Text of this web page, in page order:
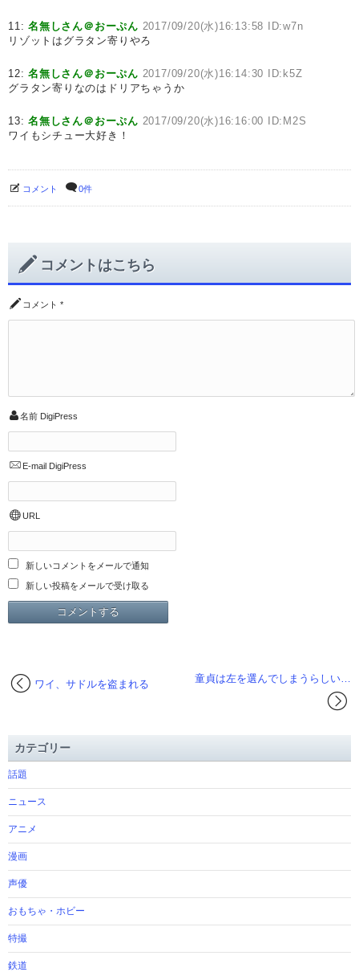
11:名無しさん＠おーぷん 2017/09/20(水)16:13:58 ID:w7n
リゾットはグラタン寄りやろ
12:名無しさん＠おーぷん 2017/09/20(水)16:14:30 ID:k5Z
グラタン寄りなのはドリアちゃうか
13:名無しさん＠おーぷん 2017/09/20(水)16:16:00 ID:M2S
ワイもシチュー大好き！
コメント 0件
コメントはこちら
コメント *
名前 DigiPress
E-mail DigiPress
URL
新しいコメントをメールで通知
新しい投稿をメールで受け取る
童貞は左を選んでしまうらしい…
ワイ、サドルを盗まれる
カテゴリー
話題
ニュース
アニメ
漫画
声優
おもちゃ・ホビー
特撮
鉄道